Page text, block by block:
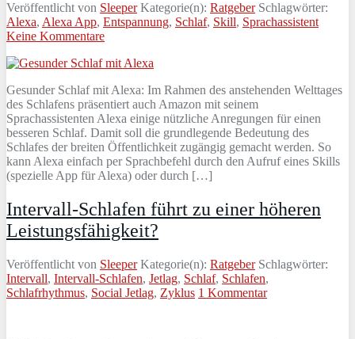
Veröffentlicht von Sleeper Kategorie(n): RatgeberSchlagwörter:
Alexa, Alexa App, Entspannung, Schlaf, Skill, Sprachassistent
Keine Kommentare
Gesunder Schlaf mit Alexa: Im Rahmen des anstehenden Welttages
des Schlafens präsentiert auch Amazon mit seinem
Sprachassistenten Alexa einige nützliche Anregungen für einen
besseren Schlaf. Damit soll die grundlegende Bedeutung des
Schlafes der breiten Öffentlichkeit zugängig gemacht werden. So
kann Alexa einfach per Sprachbefehl durch den Aufruf eines Skills
(spezielle App für Alexa) oder durch […]
Intervall-Schlafen führt zu einer höheren
Leistungsfähigkeit?
Veröffentlicht von Sleeper Kategorie(n): RatgeberSchlagwörter:
Intervall, Intervall-Schlafen, Jetlag, Schlaf, Schlafen,
Schlafrhythmus, Social Jetlag, Zyklus 1 Kommentar